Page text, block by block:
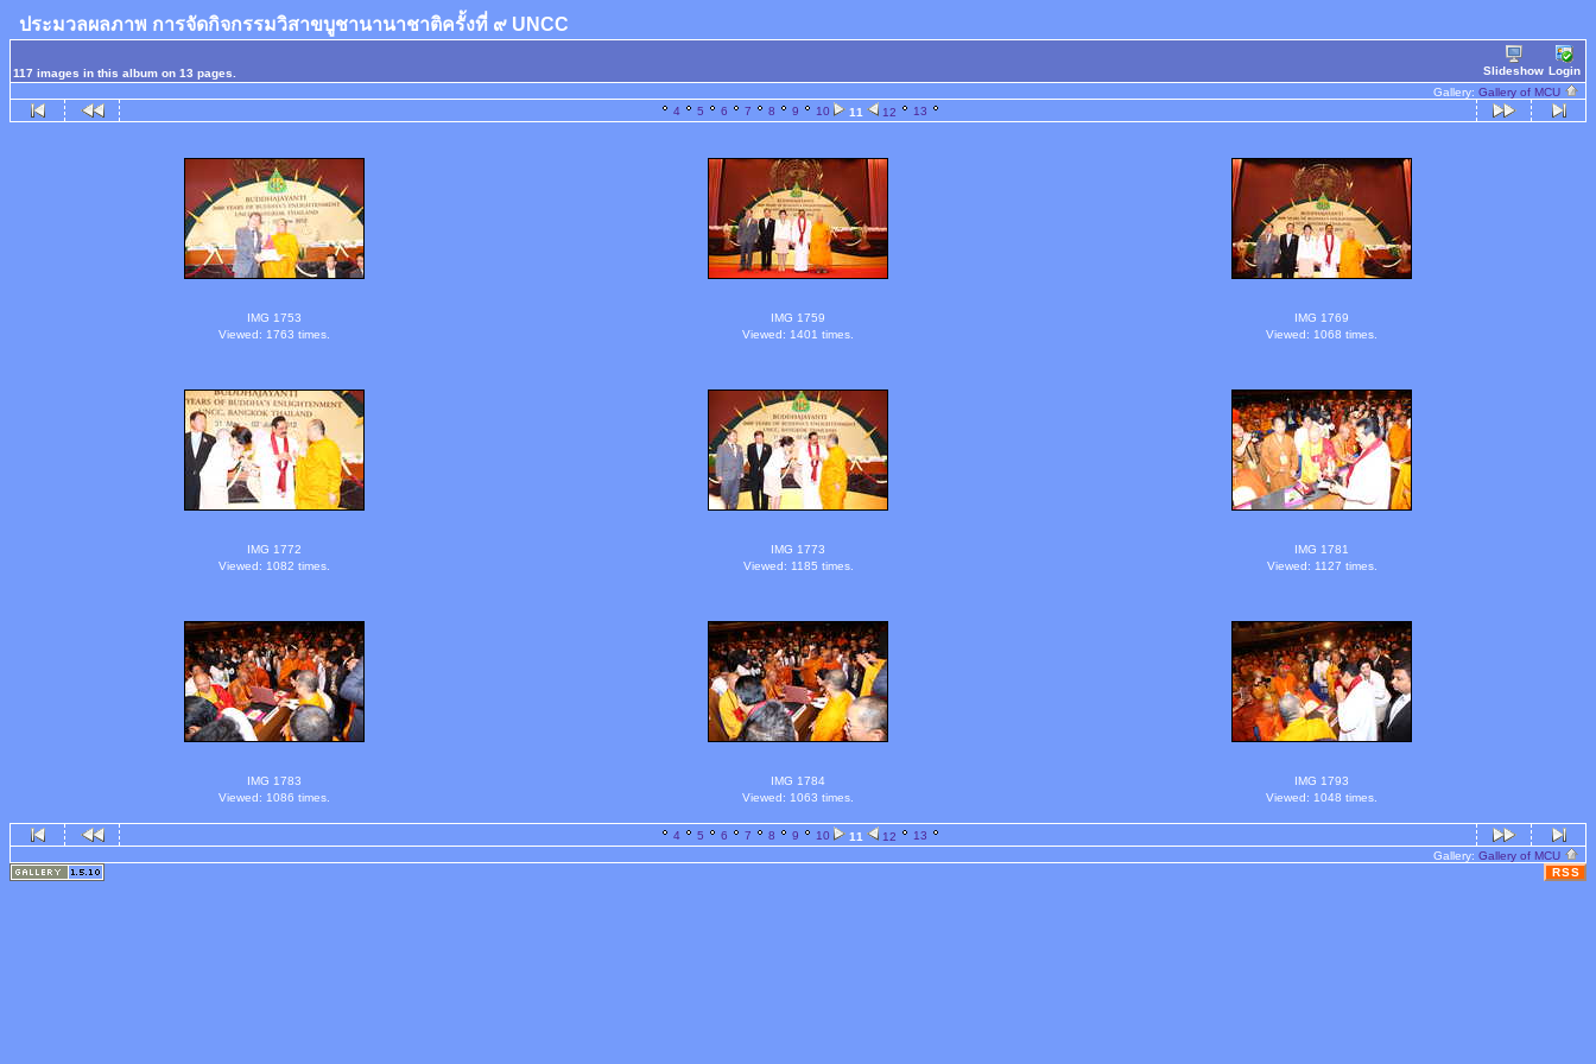
ประมวลผลภาพ การจัดกิจกรรมวิสาขบูชานานาชาติครั้งที่ ๙ UNCC
117 images in this album on 13 pages. Slideshow Login
Gallery: Gallery of MCU
4
5 6 7 8 9 10 11 12 13
IMG 1753
Viewed: 1763 times.
IMG 1759
Viewed: 1401 times.
IMG 1769
Viewed: 1068 times.
IMG 1772
Viewed: 1082 times.
IMG 1773
Viewed: 1185 times.
IMG 1781
Viewed: 1127 times.
IMG 1783
Viewed: 1086 times.
IMG 1784
Viewed: 1063 times.
IMG 1793
Viewed: 1048 times.
4 5 6 7 8 9 10 11 12
13
Gallery: Gallery of MCU
RSS